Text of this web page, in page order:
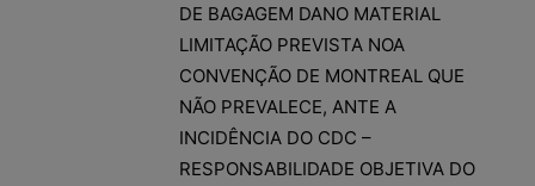
DE BAGAGEM DANO MATERIAL
LIMITAÇÃO PREVISTA NOA
CONVENÇÃO DE MONTREAL QUE
NÃO PREVALECE, ANTE A
INCIDÊNCIA DO CDC –
RESPONSABILIDADE OBJETIVA DO